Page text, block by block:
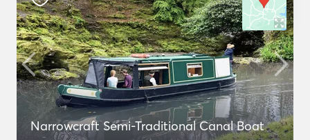
Narrowcraft Semi-Traditional Canal Boat